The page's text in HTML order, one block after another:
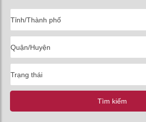
Tìm kiếm